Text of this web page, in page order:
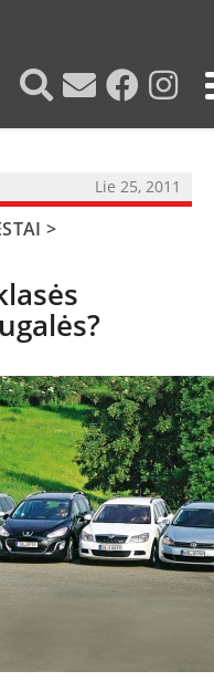
Lie 25, 2011
>